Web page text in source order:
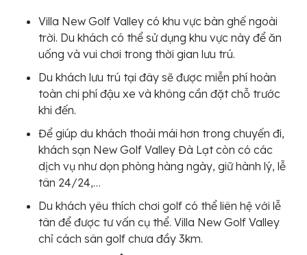
Villa New Golf Valley có khu vực bàn ghế ngoài
trời. Du khách có thể sử dụng khu vực này để ăn
uống và vui chơi trong thời gian lưu trú.
Du khách lưu trú tại đây sẽ được miễn phí hoàn
toàn chi phí đậu xe và không cần đặt chỗ trước
khi đến.
Để giúp du khách thoải mái hơn trong chuyến đi,
khách sạn New Golf Valley Đà Lạt còn có các
dịch vụ như dọn phòng hàng ngày, giữ hành lý, lễ
tân 24/24,…
Du khách yêu thích chơi golf có thể liên hệ với lễ
tân để được tư vấn cụ thể. Villa New Golf Valley
chỉ cách sân golf chưa đầy 3km.